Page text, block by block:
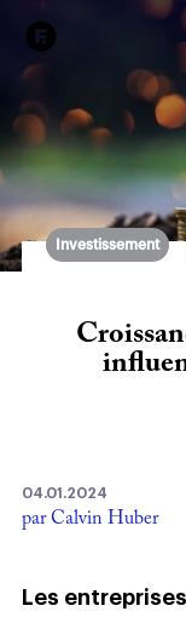
Investissement
04.01.2024
par Calvin Huber
Les